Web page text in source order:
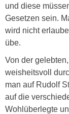
und diese
Gesetzen sein.
wird nicht
übe.
Von der
weisheitsvoll
man auf Rudolf
auf die
Wohlüberlegte